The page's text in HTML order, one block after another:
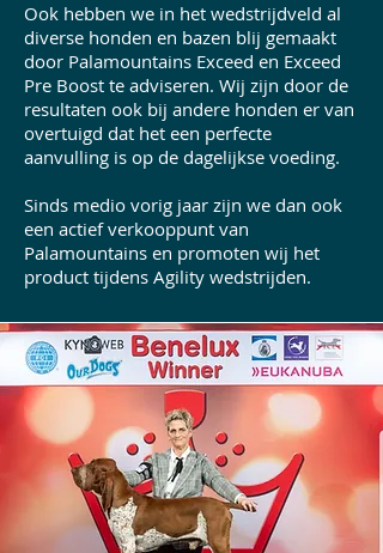
​Ook hebben we in het wedstrijdveld al
diverse honden en bazen blij gemaakt
door Palamountains Exceed en Exceed
Pre Boost te adviseren. Wij zijn door de
resultaten ook bij andere honden er van
overtuigd dat het een perfecte
aanvulling is op de dagelijkse voeding.
Sinds medio vorig jaar zijn we dan ook
een actief verkooppunt van
Palamountains en promoten wij het
product tijdens Agility wedstrijden.